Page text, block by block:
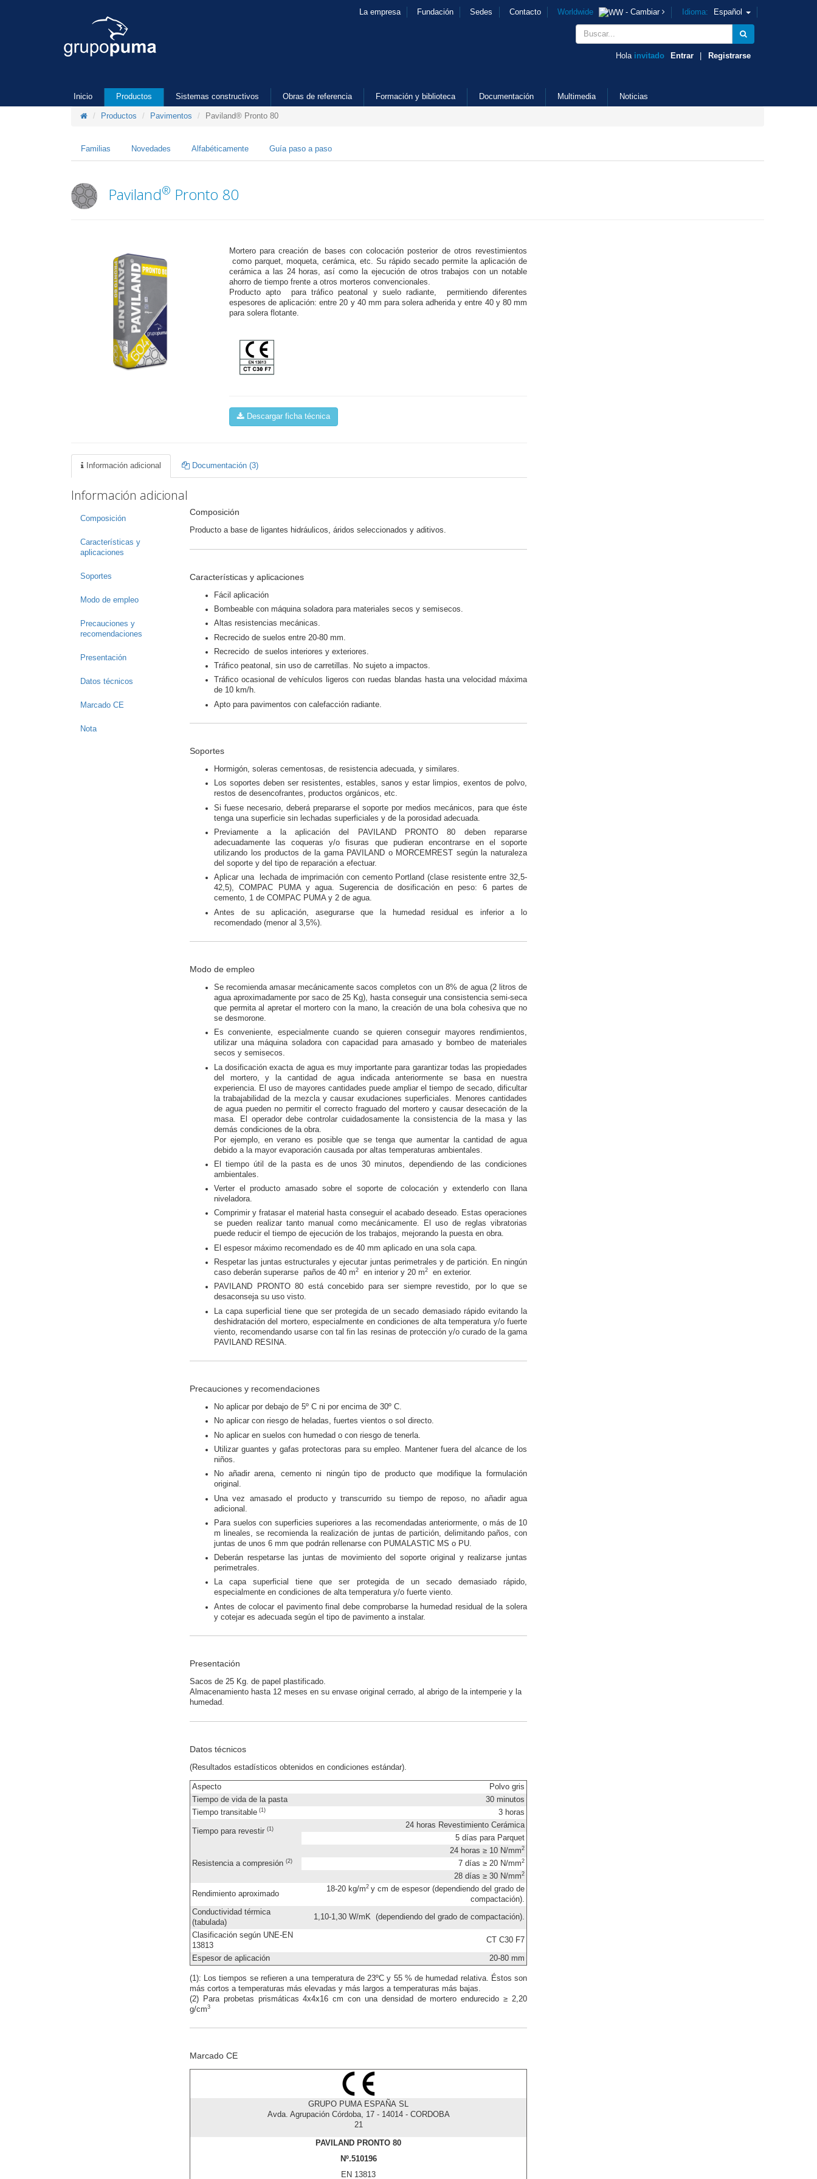
La empresa Fundación Sedes Contacto Worldwide - Cambiar Idioma: Español
Hola invitado Entrar Registrarse
Inicio Productos Sistemas constructivos Obras de referencia Formación y biblioteca Documentación Multimedia Noticias
Productos Pavimentos Paviland® Pronto 80
Familias Novedades Alfabéticamente Guía paso a paso
Paviland® Pronto 80
Mortero para creación de bases con colocación posterior de otros revestimientos
como parquet, moqueta, cerámica, etc. Su rápido secado permite la aplicación de
cerámica a las 24 horas, así como la ejecución de otros trabajos con un notable
ahorro de tiempo frente a otros morteros convencionales.
Producto apto para tráfico peatonal y suelo radiante, permitiendo diferentes
espesores de aplicación: entre 20 y 40 mm para solera adherida y entre 40 y 80 mm
para solera flotante.
Descargar ficha técnica
Información adicional Documentación (3)
Información adicional
Composición
Características y
aplicaciones
Soportes
Modo de empleo
Precauciones y
recomendaciones
Presentación
Datos técnicos
Marcado CE
Nota
Composición
Producto a base de ligantes hidráulicos, áridos seleccionados y aditivos.
Características y aplicaciones
Fácil aplicación
Bombeable con máquina soladora para materiales secos y semisecos.
Altas resistencias mecánicas.
Recrecido de suelos entre 20-80 mm.
Recrecido de suelos interiores y exteriores.
Tráfico peatonal, sin uso de carretillas. No sujeto a impactos.
Tráfico ocasional de vehículos ligeros con ruedas blandas hasta una velocidad máxima
de 10 km/h.
Apto para pavimentos con calefacción radiante.
Soportes
Hormigón, soleras cementosas, de resistencia adecuada, y similares.
Los soportes deben ser resistentes, estables, sanos y estar limpios, exentos de polvo,
restos de desencofrantes, productos orgánicos, etc.
Si fuese necesario, deberá prepararse el soporte por medios mecánicos, para que éste
tenga una superficie sin lechadas superficiales y de la porosidad adecuada.
Previamente a la aplicación del PAVILAND PRONTO 80 deben repararse
adecuadamente las coqueras y/o fisuras que pudieran encontrarse en el soporte
utilizando los productos de la gama PAVILAND o MORCEMREST según la naturaleza
del soporte y del tipo de reparación a efectuar.
Aplicar una lechada de imprimación con cemento Portland (clase resistente entre 32,5-
42,5), COMPAC PUMA y agua. Sugerencia de dosificación en peso: 6 partes de
cemento, 1 de COMPAC PUMA y 2 de agua.
Antes de su aplicación, asegurarse que la humedad residual es inferior a lo
recomendado (menor al 3,5%).
Modo de empleo
Se recomienda amasar mecánicamente sacos completos con un 8% de agua (2 litros de
agua aproximadamente por saco de 25 Kg), hasta conseguir una consistencia semi-seca
que permita al apretar el mortero con la mano, la creación de una bola cohesiva que no
se desmorone.
Es conveniente, especialmente cuando se quieren conseguir mayores rendimientos,
utilizar una máquina soladora con capacidad para amasado y bombeo de materiales
secos y semisecos.
La dosificación exacta de agua es muy importante para garantizar todas las propiedades
del mortero, y la cantidad de agua indicada anteriormente se basa en nuestra
experiencia. El uso de mayores cantidades puede ampliar el tiempo de secado, dificultar
la trabajabilidad de la mezcla y causar exudaciones superficiales. Menores cantidades
de agua pueden no permitir el correcto fraguado del mortero y causar desecación de la
masa. El operador debe controlar cuidadosamente la consistencia de la masa y las
demás condiciones de la obra.
Por ejemplo, en verano es posible que se tenga que aumentar la cantidad de agua
debido a la mayor evaporación causada por altas temperaturas ambientales.
El tiempo útil de la pasta es de unos 30 minutos, dependiendo de las condiciones
ambientales.
Verter el producto amasado sobre el soporte de colocación y extenderlo con llana
niveladora.
Comprimir y fratasar el material hasta conseguir el acabado deseado. Estas operaciones
se pueden realizar tanto manual como mecánicamente. El uso de reglas vibratorias
puede reducir el tiempo de ejecución de los trabajos, mejorando la puesta en obra.
El espesor máximo recomendado es de 40 mm aplicado en una sola capa.
Respetar las juntas estructurales y ejecutar juntas perimetrales y de partición. En ningún
caso deberán superarse paños de 40 m2 en interior y 20 m2
en exterior.
PAVILAND PRONTO 80 está concebido para ser siempre revestido, por lo que se
desaconseja su uso visto.
La capa superficial tiene que ser protegida de un secado demasiado rápido evitando la
deshidratación del mortero, especialmente en condiciones de alta temperatura y/o fuerte
viento, recomendando usarse con tal fin las resinas de protección y/o curado de la gama
PAVILAND RESINA.
Precauciones y recomendaciones
No aplicar por debajo de 5º C ni por encima de 30º C.
No aplicar con riesgo de heladas, fuertes vientos o sol directo.
No aplicar en suelos con humedad o con riesgo de tenerla.
Utilizar guantes y gafas protectoras para su empleo. Mantener fuera del alcance de los
niños.
No añadir arena, cemento ni ningún tipo de producto que modifique la formulación
original.
Una vez amasado el producto y transcurrido su tiempo de reposo, no añadir agua
adicional.
Para suelos con superficies superiores a las recomendadas anteriormente, o más de 10
m lineales, se recomienda la realización de juntas de partición, delimitando paños, con
juntas de unos 6 mm que podrán rellenarse con PUMALASTIC MS o PU.
Deberán respetarse las juntas de movimiento del soporte original y realizarse juntas
perimetrales.
La capa superficial tiene que ser protegida de un secado demasiado rápido,
especialmente en condiciones de alta temperatura y/o fuerte viento.
Antes de colocar el pavimento final debe comprobarse la humedad residual de la solera
y cotejar es adecuada según el tipo de pavimento a instalar.
Presentación
Sacos de 25 Kg. de papel plastificado.
Almacenamiento hasta 12 meses en su envase original cerrado, al abrigo de la intemperie y la
humedad.
Datos técnicos
(Resultados estadísticos obtenidos en condiciones estándar).
Aspecto
Polvo gris
Tiempo de vida de la pasta
30 minutos
Tiempo transitable(1) 3 horas
Tiempo para revestir (1)
24 horas Revestimiento Cerámica
5 días para Parquet
Resistencia a compresión (2)
24 horas ≥ 10 N/mm2
7 días ≥ 20 N/mm2
28 días ≥ 30 N/mm2
Rendimiento aproximado
18-20 kg/m2y cm de espesor (dependiendo del grado de
compactación).
Conductividad térmica
(tabulada)
1,10-1,30 W/mK (dependiendo del grado de compactación).
Clasificación según UNE-EN
13813
CT C30 F7
Espesor de aplicación 20-80 mm
(1): Los tiempos se refieren a una temperatura de 23ºC y 55 % de humedad relativa. Éstos son
más cortos a temperaturas más elevadas y más largos a temperaturas más bajas.
(2) Para probetas prismáticas 4x4x16 cm con una densidad de mortero endurecido ≥ 2,20
g/cm3
Marcado CE
GRUPO PUMA ESPAÑA SL
Avda. Agrupación Córdoba, 17 - 14014 - CORDOBA
21
PAVILAND PRONTO 80
Nº.510196
EN 13813